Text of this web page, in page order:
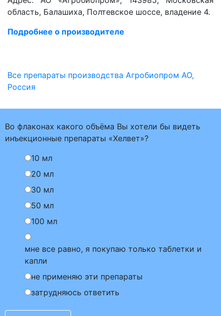
область, Балашиха, Полтевское шоссе, владение 4.
Подробнее о производителе
Все препараты производства Агробиопром АО,
Россия
Во флаконах какого объёма Вы хотели бы видеть
инъекционные препараты «Хелвет»?
10 мл
20 мл
30 мл
50 мл
100 мл
мне все равно, я покупаю только таблетки и
капли
не применяю эти препараты
затрудняюсь ответить